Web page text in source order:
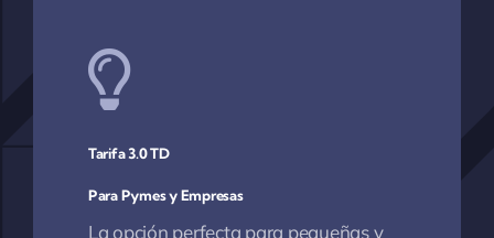
Tarifa 3.0 TD
Para Pymes y Empresas
La opción perfecta para pequeñas y